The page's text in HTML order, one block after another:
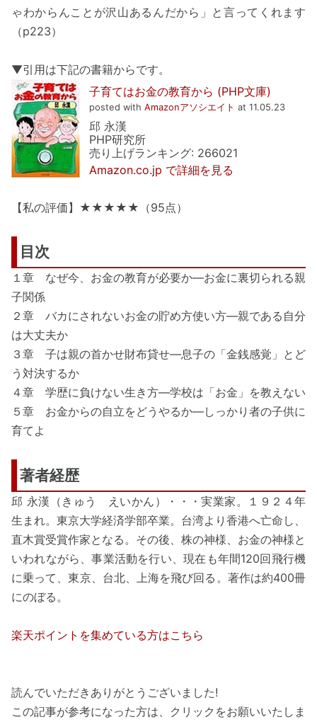
ゃわからんことが沢山あるんだから」と言ってくれます
（p223）
▼引用は下記の書籍からです。
子育てはお金の教育から (PHP文庫)
posted with Amazonアソシエイト at 11.05.23
邱 永漢
PHP研究所
売り上げランキング: 266021
Amazon.co.jp で詳細を見る
【私の評価】★★★★★（95点）
目次
１章 なぜ今、お金の教育が必要か―お金に裏切られる親
子関係
２章 バカにされないお金の貯め方使い方―親である自分
は大丈夫か
３章 子は親の首かせ財布貸せ―息子の「金銭感覚」とど
う対決するか
４章 学歴に負けない生き方―学校は「お金」を教えない
５章 お金からの自立をどうやるか―しっかり者の子供に
育てよ
著者経歴
邱 永漢（きゅう えいかん）・・・実業家。１９２４年
生まれ。東京大学経済学部卒業。台湾より香港へ亡命し、
直木賞受賞作家となる。その後、株の神様、お金の神様と
いわれながら、事業活動を行い、現在も年間120回飛行機
に乗って、東京、台北、上海を飛び回る。著作は約400冊
にのぼる。
楽天ポイントを集めている方はこちら
読んでいただきありがとうございました!
この記事が参考になった方は、クリックをお願いいたしま